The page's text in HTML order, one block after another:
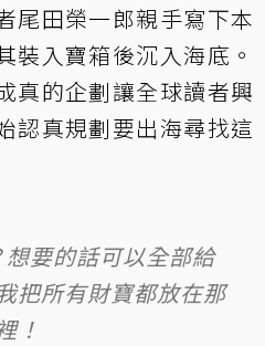
尾田榮一郎親手寫下本
裝入寶箱後沉入海底。
真的企劃讓全球讀者興
認真規劃要出海尋找這
要的話可以全部給
把所有財寶都放在那
！